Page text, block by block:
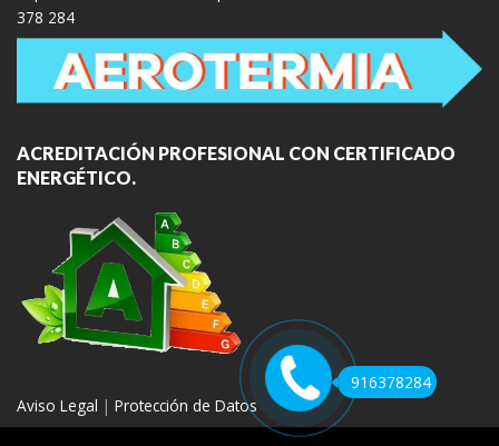
378 284
ACREDITACIÓN PROFESIONAL CON CERTIFICADO
ENERGÉTICO.
Aviso Legal | Protección de Datos
916378284